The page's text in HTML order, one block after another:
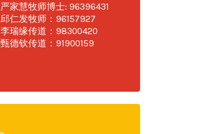
严家慧牧师博士: 96396431
邱仁发牧师：96157927
李瑞缘传道：98300420
甄德钦传道：91900159